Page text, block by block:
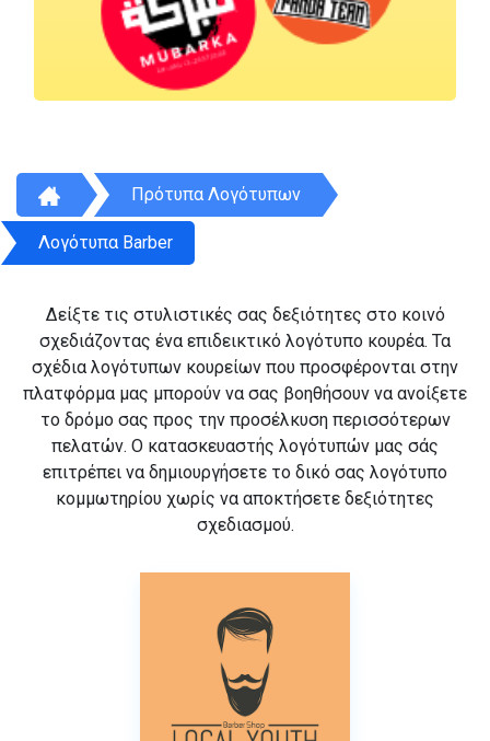
Πρότυπα Λογότυπων
Λογότυπα Barber
Δείξτε τις στυλιστικές σας δεξιότητες στο κοινό
σχεδιάζοντας ένα επιδεικτικό λογότυπο κουρέα. Τα
σχέδια λογότυπων κουρείων που προσφέρονται στην
πλατφόρμα μας μπορούν να σας βοηθήσουν να ανοίξετε
το δρόμο σας προς την προσέλκυση περισσότερων
πελατών. Ο κατασκευαστής λογότυπών μας σάς
επιτρέπει να δημιουργήσετε το δικό σας λογότυπο
κομμωτηρίου χωρίς να αποκτήσετε δεξιότητες
σχεδιασμού.